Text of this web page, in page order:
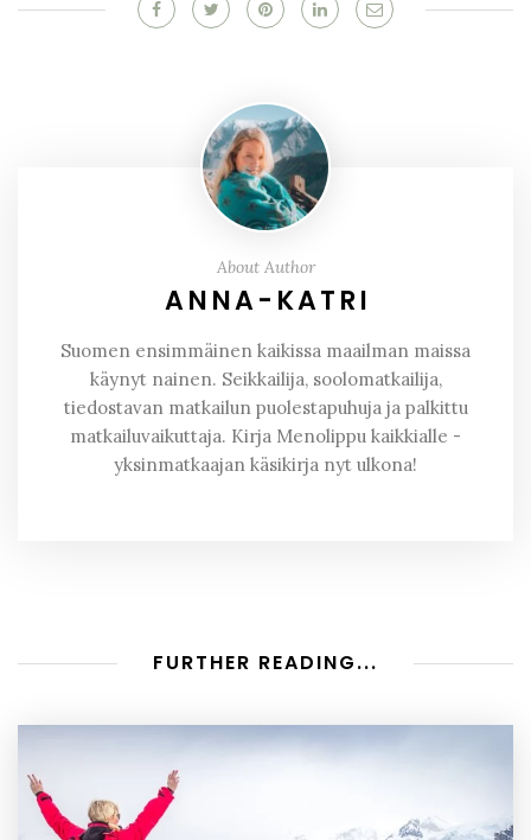
About Author
ANNA-KATRI
Suomen ensimmäinen kaikissa maailman maissa
käynyt nainen. Seikkailija, soolomatkailija,
tiedostavan matkailun puolestapuhuja ja palkittu
matkailuvaikuttaja. Kirja Menolippu kaikkialle -
yksinmatkaajan käsikirja nyt ulkona!
FURTHER READING...